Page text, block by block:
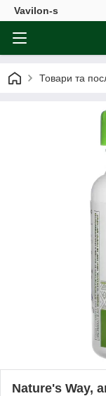
Vavilon-s
Товари та
Nature's Way,